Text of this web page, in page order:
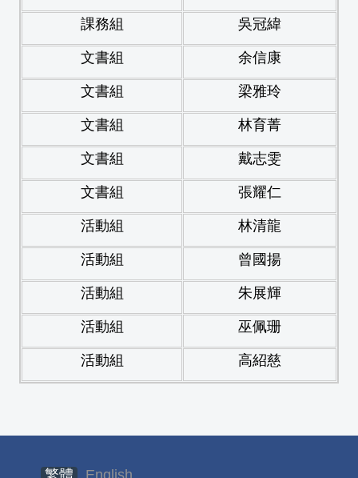
課務組 吳冠緯
文書組 余信康
文書組 梁雅玲
文書組 林育菁
文書組 戴志雯
文書組 張耀仁
活動組 林清龍
活動組 曾國揚
活動組 朱展輝
活動組 巫佩珊
活動組 高紹慈